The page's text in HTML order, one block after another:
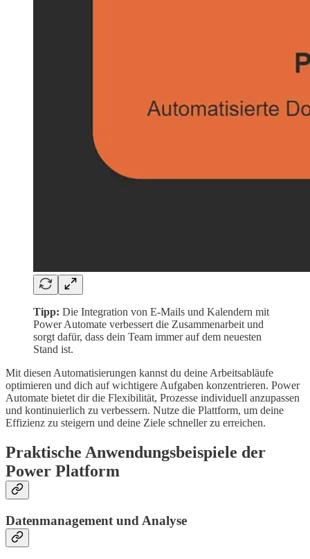
Tipp: Die Integration von E-Mails und Kalendern mit
Power Automate verbessert die Zusammenarbeit und
sorgt dafür, dass dein Team immer auf dem neuesten
Stand ist.
Mit diesen Automatisierungen kannst du deine Arbeitsabläufe
optimieren und dich auf wichtigere Aufgaben konzentrieren. Power
Automate bietet dir die Flexibilität, Prozesse individuell anzupassen
und kontinuierlich zu verbessern. Nutze die Plattform, um deine
Effizienz zu steigern und deine Ziele schneller zu erreichen.
Praktische Anwendungsbeispiele der
Power Platform
Datenmanagement und Analyse